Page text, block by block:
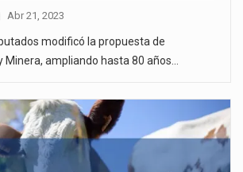
Abr 21, 2023
modificó la propuesta de
ampliando hasta 80 años…